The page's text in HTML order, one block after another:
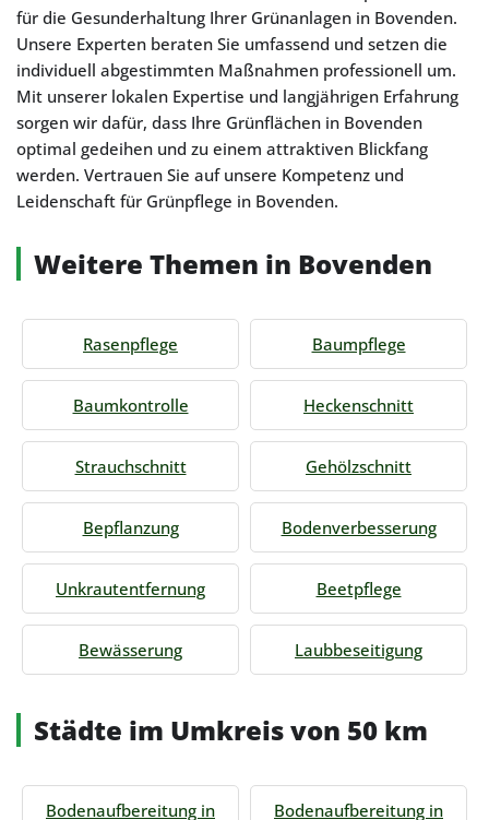
für die Gesunderhaltung Ihrer Grünanlagen in Bovenden.
Unsere Experten beraten Sie umfassend und setzen die
individuell abgestimmten Maßnahmen professionell um.
Mit unserer lokalen Expertise und langjährigen Erfahrung
sorgen wir dafür, dass Ihre Grünflächen in Bovenden
optimal gedeihen und zu einem attraktiven Blickfang
werden. Vertrauen Sie auf unsere Kompetenz und
Leidenschaft für Grünpflege in Bovenden.
Weitere Themen in Bovenden
Rasenpflege Baumpflege
Baumkontrolle Heckenschnitt
Strauchschnitt Gehölzschnitt
Bepflanzung Bodenverbesserung
Unkrautentfernung Beetpflege
Bewässerung Laubbeseitigung
Städte im Umkreis von 50 km
Bodenaufbereitung in
Bodenaufbereitung in